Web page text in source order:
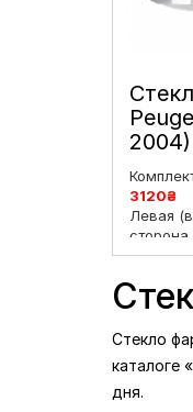
3120₴
Левая
сторона
Правая
Стекло
каталоге
дня.